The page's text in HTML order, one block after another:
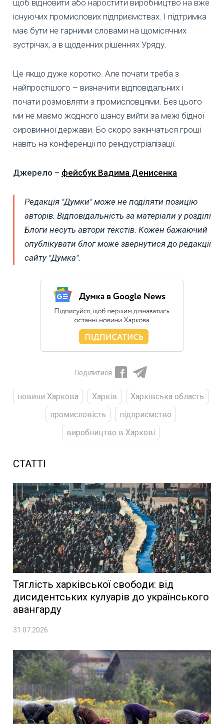
щоб відновити або наростити виробництво на вже
існуючих промислових підприємствах. І підтримка
має бути не гарними словами на щомісячних
зустрічах, а в щоденних рішеннях Уряду.
Це якщо дуже коротко. Але почати треба з
найпростішого – визначити відповідальних і
почати розмовляти з промисловцями. Без цього
ми не маємо жодного шансу вийти за межі бідної
сировинної держави. Бо скоро закінчаться гроші
навіть на конференції по реіндустріалізації.
Джерело – фейсбук Вадима Денисенка
Редакція "Думки" може не поділяти позицію
авторів. Відповідальність за матеріали у розділі
Блоги несуть автори текстів. Кожен бажаючий
опублікувати блог може звернутися до редакції
сайту "Думка".
Поділитися
новини Харкова Харків
Харківська область
промисловість
підприємство
виробництво в Харкові
СТАТТІ
Тяглість харківської свободи: від
дисидентських кулуарів до українського
авангарду
31.07.2026